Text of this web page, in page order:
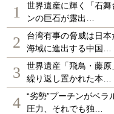
1
世界遺産に輝く「石
ンの巨石が露出…
2
台湾有事の脅威は日
海域に進出する中国…
3
世界遺産「飛鳥・藤
繰り返し置かれた本…
4
“劣勢”プーチンがベラ
圧力、それでも独…